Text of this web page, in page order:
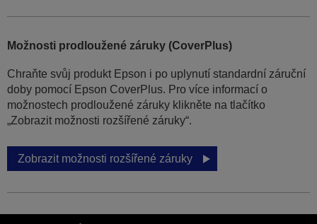
Možnosti prodloužené záruky (CoverPlus)
Chraňte svůj produkt Epson i po uplynutí standardní záruční
doby pomocí Epson CoverPlus. Pro více informací o
možnostech prodloužené záruky klikněte na tlačítko
„Zobrazit možnosti rozšířené záruky“.
Zobrazit možnosti rozšířené záruky